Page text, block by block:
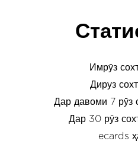
Имрӯз
Дируз
Дар давоми 7 рӯз
Дар 30 рӯз
ecards